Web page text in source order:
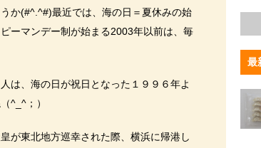
か(#^.^#)最近では、海の日＝夏休みの始
ーマンデー制が始まる2003年以前は、毎
は、海の日が祝日となった１９９６年よ
^_^；）
が東北地方巡幸された際、横浜に帰港し
最